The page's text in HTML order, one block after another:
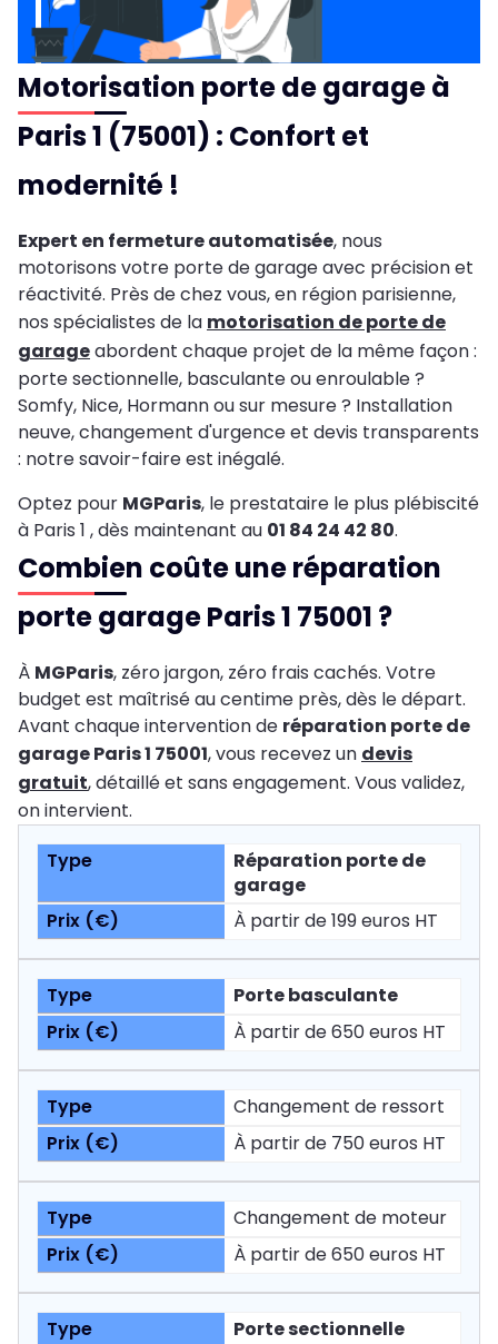
Motorisation porte de garage à
Paris 1 (75001) : Confort et
modernité !
Expert en fermeture automatisée, nous
motorisons votre porte de garage avec précision et
réactivité. Près de chez vous, en région parisienne,
nos spécialistes de la motorisation de porte de
garageabordent chaque projet de la même façon :
porte sectionnelle, basculante ou enroulable ?
Somfy, Nice, Hormann ou sur mesure ? Installation
neuve, changement d'urgence et devis transparents
: notre savoir-faire est inégalé.
Optez pour MGParis, le prestataire le plus plébiscité
à Paris 1 , dès maintenant au 01 84 24 42 80.
Combien coûte une réparation
porte garage Paris 1 75001 ?
À MGParis, zéro jargon, zéro frais cachés. Votre
budget est maîtrisé au centime près, dès le départ.
Avant chaque intervention de réparation porte de
garage Paris 1 75001, vous recevez un devis
gratuit, détaillé et sans engagement. Vous validez,
on intervient.
Réparation porte de
garage
À partir de 199 euros HT
Porte basculante
À partir de 650 euros HT
Changement de ressort
À partir de 750 euros HT
Changement de moteur
À partir de 650 euros HT
Porte sectionnelle